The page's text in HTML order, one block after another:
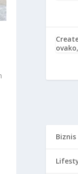
Biznis